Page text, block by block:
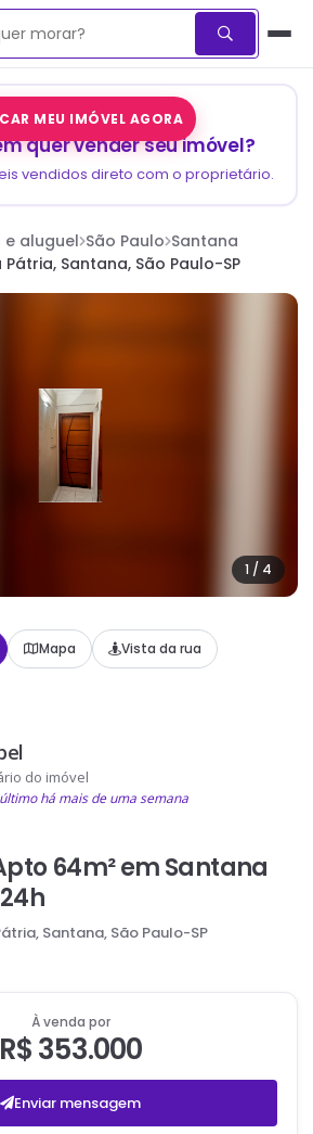
MEU IMÓVEL AGORA
quer vender seu imóvel?
vendidos direto com o proprietário.
e aluguel São Paulo Santana
Santana, São Paulo-SP
1 / 4
Mapa Vista da rua
do imóvel
há mais de uma semana
64m² em Santana
Santana, São Paulo-SP
À venda por
R$ 353.000
Enviar mensagem